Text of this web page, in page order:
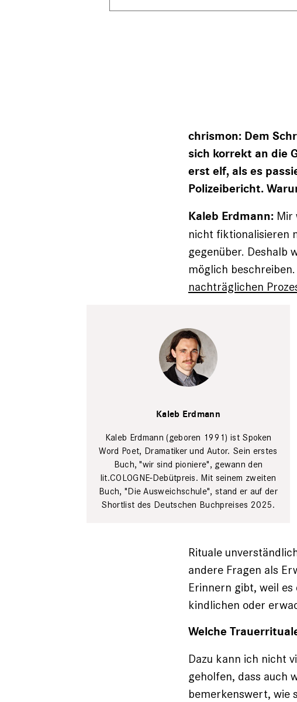
chrismon: Dem
sich korrekt an die
erst elf, als es
Polizeibericht.
Kaleb Erdmann: Mir
nicht fiktionalisieren
gegenüber. Deshalb
möglich
nachträglichen
Kaleb Erdmann
Kaleb Erdmann (geboren 1991) ist Spoken
Word Poet, Dramatiker und Autor. Sein erstes
Buch, "wir sind pioniere", gewann den
lit.COLOGNE-Debütpreis. Mit seinem zweiten
Buch, "Die Ausweichschule", stand er auf der
Shortlist des Deutschen Buchpreises 2025.
Rituale
andere Fragen als
Erinnern gibt, weil
kindlichen oder
Welche
Dazu kann ich nicht
geholfen, dass auch
bemerkenswert, wie